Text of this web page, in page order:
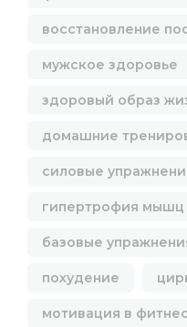
восстановление
мужское здоровье
здоровый образ
домашние
силовые
гипертрофия мышц
базовые
похудение
мотивация в